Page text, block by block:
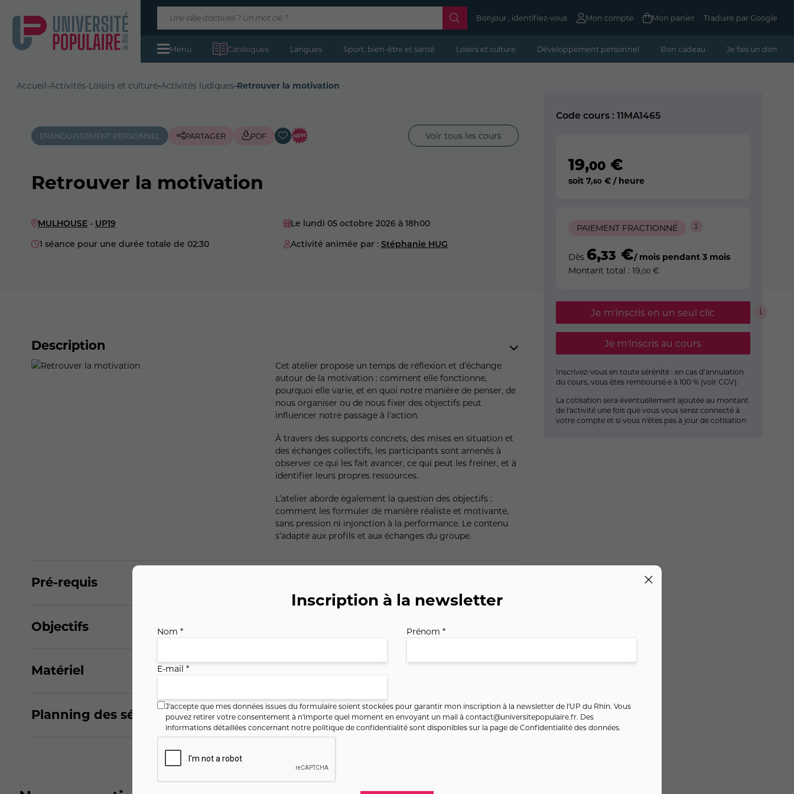
Bonjour , identifiez-vous Mon compte Mon panier Traduire par Google
Menu Catalogues Langues Sport, bien-être et santé Loisirs et culture Développement personnel Bon cadeau Je fais un don
Accueil-Activités-Loisirs et culture-Activités ludiques-Retrouver la motivation
EPANOUISSEMENT PERSONNEL PARTAGER PDF Voir tous les cours
Retrouver la motivation
MULHOUSE - UP19 Le lundi 05 octobre 2026 à 18h00
1 séance pour une durée totale de 02:30
Activité animée par : Stéphanie HUG
Description
Cet atelier propose un temps de réflexion et d’échange
autour de la motivation : comment elle fonctionne,
pourquoi elle varie, et en quoi notre manière de penser, de
nous organiser ou de nous fixer des objectifs peut
influencer notre passage à l’action.
À travers des supports concrets, des mises en situation et
des échanges collectifs, les participants sont amenés à
observer ce qui les fait avancer, ce qui peut les freiner, et à
identifier leurs propres ressources.
L’atelier aborde également la question des objectifs :
comment les formuler de manière réaliste et motivante,
sans pression ni injonction à la performance. Le contenu
s’adapte aux profils et aux échanges du groupe.
Pré-requis
Objectifs
Matériel
Planning des séances
Code cours : 11MA1465
19,00€
soit 7,60 € / heure
PAIEMENT FRACTIONNÉ
Dès 6,33 €/ mois pendant 3 mois
Montant total : 19,00€
Je m'inscris en un seul clic
Je m'inscris au cours
Inscrivez-vous en toute sérénité : en cas d’annulation
du cours, vous êtes remboursé·e à 100 % (voir CGV).
La cotisation sera éventuellement ajoutée au montant
de l'activité une fois que vous vous serez connecté à
votre compte et si vous n'êtes pas à jour de cotisation
Inscription à la newsletter
Nom * Prénom *
E-mail *
J'accepte que mes données issues du formulaire soient stockées pour garantir mon inscription à la newsletter de l'UP du Rhin. Vous
pouvez retirer votre consentement à n'importe quel moment en envoyant un mail à contact@universitepopulaire.fr. Des
informations détaillées concernant notre politique de confidentialité sont disponibles sur la page deConfidentialité des données.